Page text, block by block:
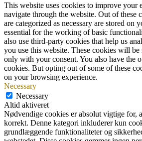
This website uses cookies to improve your
navigate through the website. Out of these
are categorized as necessary are stored on
essential for the working of basic
also use third-party cookies that help us
you use this website. These cookies will
only with your consent. You also have the
cookies. But opting out of some of these
on your browsing experience.
Necessary
Necessary
Altid aktiveret
Nødvendige cookies er absolut vigtige for,
korrekt. Denne kategori inkluderer kun
grundlæggende funktionaliteter og